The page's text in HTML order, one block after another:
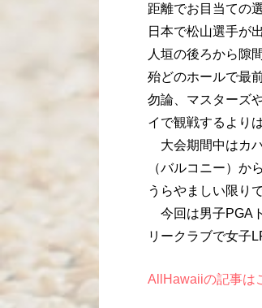
距離でお目当ての
日本で松山選手が
人垣の後ろから隙
殆どのホールで最
勿論、マスターズ
イで観戦するより
大会期間中はカ
（バルコニー）か
うらやましい限りで
今回は男子PGA
リークラブで女子
AllHawaiiの記事は